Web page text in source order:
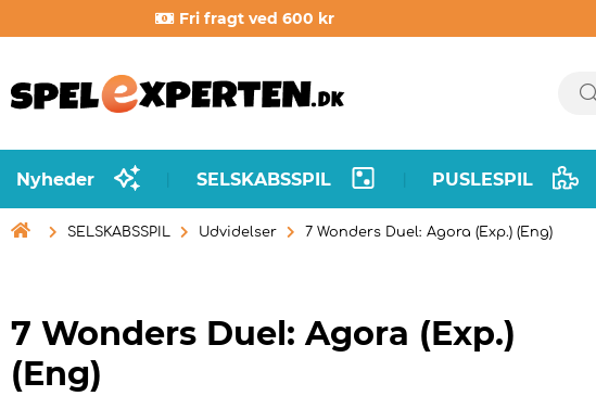
Fri fragt ved 600 kr
Nyheder SELSKABSSPIL PUSLESPIL
 SELSKABSSPIL Udvidelser 7 Wonders Duel: Agora (Exp.) (Eng)
7 Wonders Duel: Agora (Exp.)
(Eng)